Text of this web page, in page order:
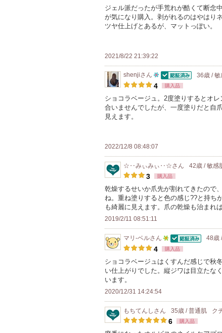
人
以
上
ン
バ
ー
に
り
登
録
さ
れ
い
ま
す
ジェル派だったが手荒れが酷くて断念
が気になり購入。剥がれるのはやはり
ツヤ仕上げとあるが、マットっぽい。
2021/8/22 21:39:22
shenjiさん
10
以
メ
ン
バ
ー
に
お
気
に
入
り
登
さ
れ
て
認証済
36歳 / 敏
4 購入品
ショコラベージュ。2度塗りするとオ
合いませんでしたが、一度塗りだと自
見えます。
2022/12/8 08:48:07
☆‥みぃみぃ‥☆さん 42歳 / 敏感
3 購入品
乾燥するせいか爪先が割れてきたので
ね。重ね塗りすると色の感じ??と持ち
も綺麗に見えます。爪の乾燥も治まれ
2019/2/11 08:51:11
マリ-ベルさん
5
人
以
ン
認証済
48歳
4 購入品
ショコラベージュはくすんだ感じで秋
い仕上がりでした。縦ジワは目立たな
います。
2020/12/31 14:24:54
もちてんし さん 35歳 / 普通肌 ク
6 購入品